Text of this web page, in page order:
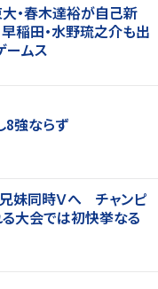
・春木達裕が自己新
稲田・水野琉之介も出
ームス
8強ならず
兄妹同時Ｖへ チャンピ
大会では初快挙なる